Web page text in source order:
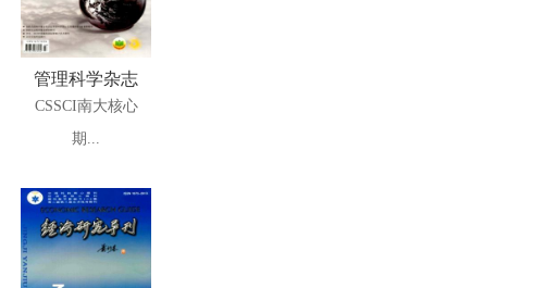
管理科学杂志
CSSCI南大核心
期...